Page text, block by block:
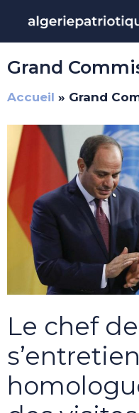
contenu
Grand
Accueil » Grand
Le chef